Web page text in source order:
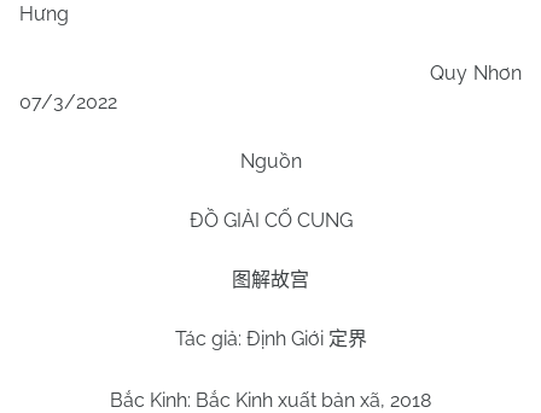
Hưng
Quy Nhơn
07/3/2022
Nguồn
ĐỒ GIẢI CỐ CUNG
图解故宫
Tác giả: Định Giới 定界
Bắc Kinh: Bắc Kinh xuất bản xã, 2018